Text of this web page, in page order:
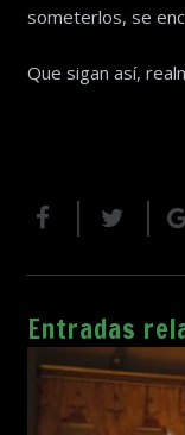
someterlos, se
Que sigan así,
Entradas